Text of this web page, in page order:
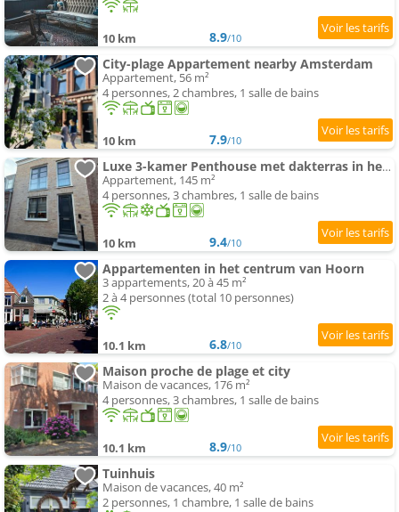
10 km 8.9/10
City-plage Appartement nearby Amsterdam
Appartement, 56 m²
4 personnes, 2 chambres, 1 salle de bains
10 km 7.9/10
Luxe 3-kamer Penthouse met dakterras in het centrum van Hoorn
Appartement, 145 m²
4 personnes, 3 chambres, 1 salle de bains
10 km 9.4/10
Appartementen in het centrum van Hoorn
3 appartements, 20 à 45 m²
2 à 4 personnes (total 10 personnes)
10.1 km 6.8/10
Maison proche de plage et city
Maison de vacances, 176 m²
4 personnes, 3 chambres, 1 salle de bains
10.1 km 8.9/10
Tuinhuis
Maison de vacances, 40 m²
2 personnes, 1 chambre, 1 salle de bains